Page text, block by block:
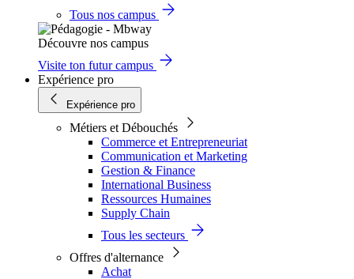
Tous nos campus
Découvre nos campus
Visite ton futur campus
Expérience pro
Expérience pro
Métiers et Débouchés
Commerce et Entrepreneuriat
Communication et Marketing
Gestion & Finance
International Business
Ressources Humaines
Supply Chain
Tous les secteurs
Offres d'alternance
Achat